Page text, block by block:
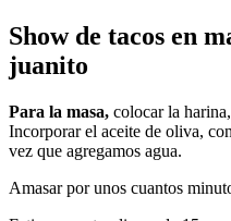
Show de tacos en
juanito
Para la masa, colocar la
Incorporar el aceite de oliva,
vez que agregamos agua.
Amasar por unos cuantos